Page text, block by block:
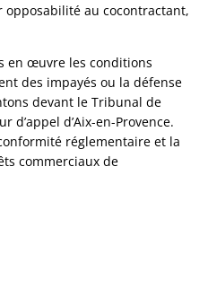
au cocontractant,
en œuvre les conditions
des impayés ou la défense
devant le Tribunal de
d’appel d’Aix-en-Provence.
réglementaire et la
commerciaux de